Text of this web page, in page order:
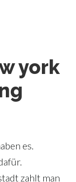
york
es.
zahlt man